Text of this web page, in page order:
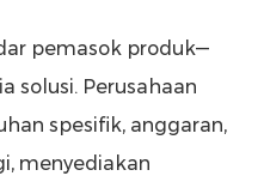
pemasok produk—
solusi. Perusahaan
spesifik, anggaran,
menyediakan